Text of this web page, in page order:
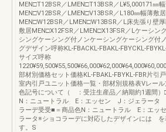
MEN□T12BSR／LMEN□T13BSR／L¥5,000171㎜
MEN□V12BSR／LMEN□V13BSR／L180㎜幅薄敷居
MEN□W12BSR／LMEN□W13BSR／L床先張り壁
敷居MEN□X12FSR／LMEN□X13FSR／Lケーシン
シングケーシング付ノンケーシングケーシング付
グデザイン呼称KL-FBACKL-FBAKL-FBYCKL-
サイズ呼称
部材別価格セット価格KL-FBAKL-FBYKL-FBR片引
室内引戸ユニット価格一覧・部材別規格表Vレー
色記号について（ ：受注生産品／納期約1週間）
N：ニュートラル E：エッセン J：ジェラー
ラーデ受受■＝商品色N：ニュートラル E：エッ
ラータ※ショコラーデに対応したデザインには を
す。S